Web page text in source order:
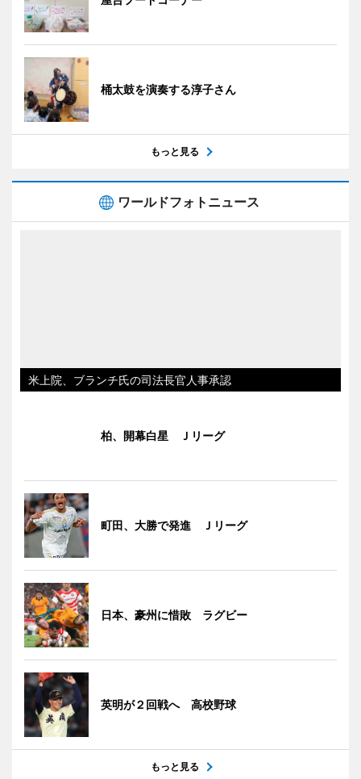
桶太鼓を演奏する淳子さん
もっと見る
ワールドフォトニュース
米上院、ブランチ氏の司法長官人事承認
柏、開幕白星 Ｊリーグ
町田、大勝で発進 Ｊリーグ
日本、豪州に惜敗 ラグビー
英明が２回戦へ 高校野球
もっと見る